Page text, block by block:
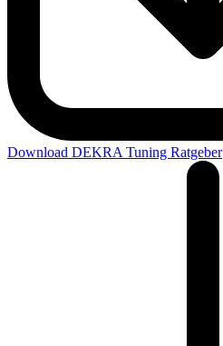
Download DEKRA Tuning Ratgeber